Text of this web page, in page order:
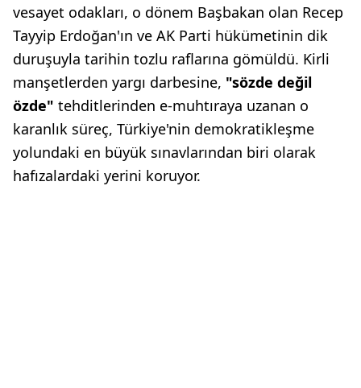
vesayet odakları, o dönem Başbakan olan Recep
Tayyip Erdoğan'ın ve AK Parti hükümetinin dik
duruşuyla tarihin tozlu raflarına gömüldü. Kirli
manşetlerden yargı darbesine, "sözde değil
özde" tehditlerinden e-muhtıraya uzanan o
karanlık süreç, Türkiye'nin demokratikleşme
yolundaki en büyük sınavlarından biri olarak
hafızalardaki yerini koruyor.